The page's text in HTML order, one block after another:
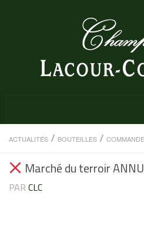
Au dessous du contenu
ACTUALITÉS / BOUTEILLES / COMMANDE
Marché du terroir
PAR CLC